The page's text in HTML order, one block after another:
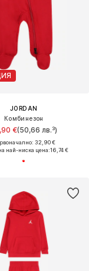
JORDAN
Комбинезон
€(50,66 лв.³)
32,90 €
най-ниска цена:16,74 €